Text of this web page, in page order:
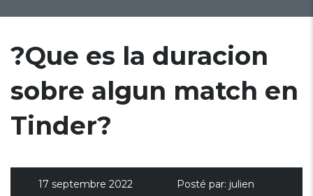
?Que es la duracion
sobre algun match en
Tinder?
17 septembre 2022 Posté par: julien